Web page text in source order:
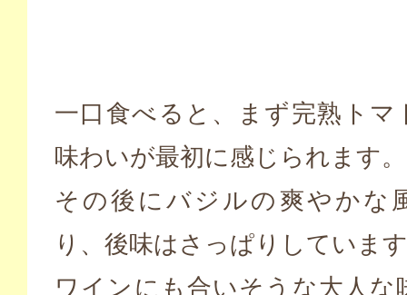
一口食べると、まず完熟トマ
味わいが最初に感じられます。
その後にバジルの爽やかな
り、後味はさっぱりしていま
ワインにも合いそうな大人な